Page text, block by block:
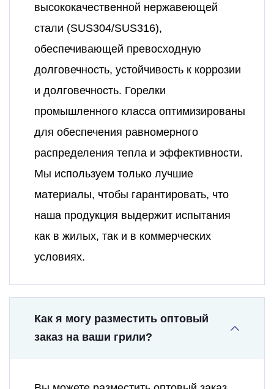
высококачественной нержавеющей
стали (SUS304/SUS316),
обеспечивающей превосходную
долговечность, устойчивость к коррозии
и долговечность. Горелки
промышленного класса оптимизированы
для обеспечения равномерного
распределения тепла и эффективности.
Мы используем только лучшие
материалы, чтобы гарантировать, что
наша продукция выдержит испытания
как в жилых, так и в коммерческих
условиях.
Как я могу разместить оптовый
заказ на ваши грили?